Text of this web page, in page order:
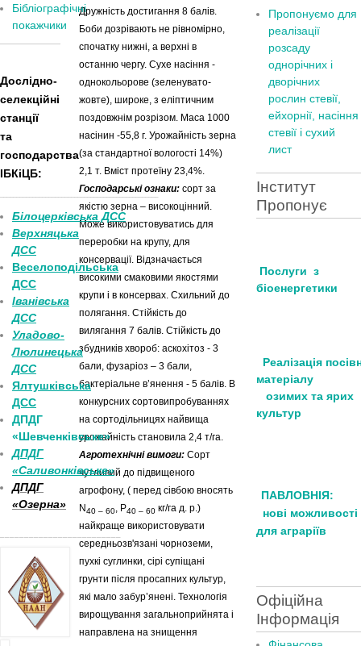
Дружність достигання 8 балів.
Боби дозрівають не рівномірно,
спочатку нижні, а верхні в
останню чергу. Сухе насіння -
однокольорове (зеленувато-
жовте), широке, з еліптичним
поздовжнім розрізом. Маса 1000
насінин -55,8 г. Урожайність зерна
(за стандартної вологості 14%)
2,1 т. Вміст протеїну 23,4%.
Господарські ознаки: сорт за
якістю зерна – високоцінний.
Може використовуватись для
переробки на крупу, для
консервації. Відзначається
високими смаковими якостями
крупи і в консервах. Схильний до
полягання. Стійкість до
вилягання 7 балів. Стійкість до
збудників хвороб: аскохітоз - 3
бали, фузаріоз – 3 бали,
бактеріальне в’янення - 5 балів. В
конкурсних сортовипробуваннях
на сортодільницях найвища
урожайність становила 2,4 т/га.
Агротехнічні вимоги: Сорт
чутливий до підвищеного
агрофону, ( перед сівбою вносять
N 40 – 60, Р40 – 60 кг/га д. р.)
найкраще використовувати
середньозв'язані чорноземи,
пухкі суглинки, сірі супіщані
грунти після просапних культур,
які мало забур’янені. Технологія
вирощування загальноприйнята і
направлена на знищення
Бібліографічні
покажчики
Дослідно-
селекційні
станції
та
господарства
ІБКіЦБ:
___________________________
Білоцерківська ДСС
Верхняцька
ДСС
Веселоподільська
ДСС
Іванівська
ДСС
Уладово-
Люлинецька
ДСС
Ялтушківська
ДСС
ДПДГ
«Шевченківське»
ДПДГ
«Саливонківське»
ДПДГ
«Озерна»
_________________________
Пропонуємо для
реалізації
розсаду
однорічних і
дворічних
рослин стевії,
ейхорнії, насіння
стевії і сухий
лист
Інститут
Пропонує
Послуги з
біоенергетики
Реалізація
матеріалу
озимих та ярих
культур
ПАВЛОВНІЯ:
нові можливості
для аграріїв
Офіційна
Інформація